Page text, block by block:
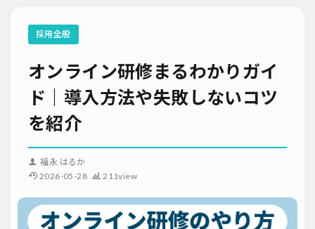
採用全般
オンライン研修まるわかりガイ
ド｜導入方法や失敗しないコツ
を紹介
福永 はるか
2026-05-28
211view
就職サイト
ダイレクトリクルーティング
採用ノウハウ
採用ツール
採用計画
母集団の形成確保
エンジニア採用
採用イベント・合説
面接・選考
内定フォロー
内定辞退
採用コンサルティング
採用動向
Iターン・Uターン
適性検査
新人研修
ソーシャルリクルーティング
入社式 AI・RPA
メルマガ登録
お問い合わせ